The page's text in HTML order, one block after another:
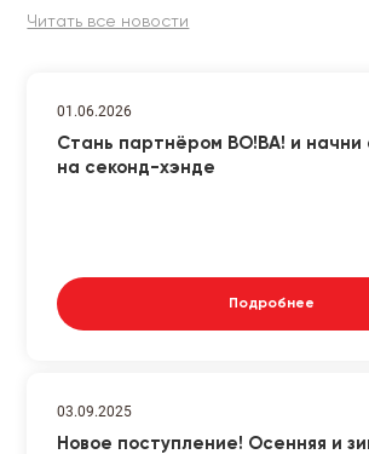
Читать все новости
01.06.2026
Стань партнёром ВО!ВА! и начни
на секонд-хэнде
Подробнее
03.09.2025
Новое поступление! Осенняя и